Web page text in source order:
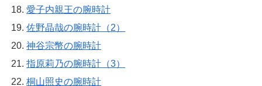
愛子内親王の腕時計
佐野晶哉の腕時計（2）
神谷宗幣の腕時計
指原莉乃の腕時計（3）
桐山照史の腕時計